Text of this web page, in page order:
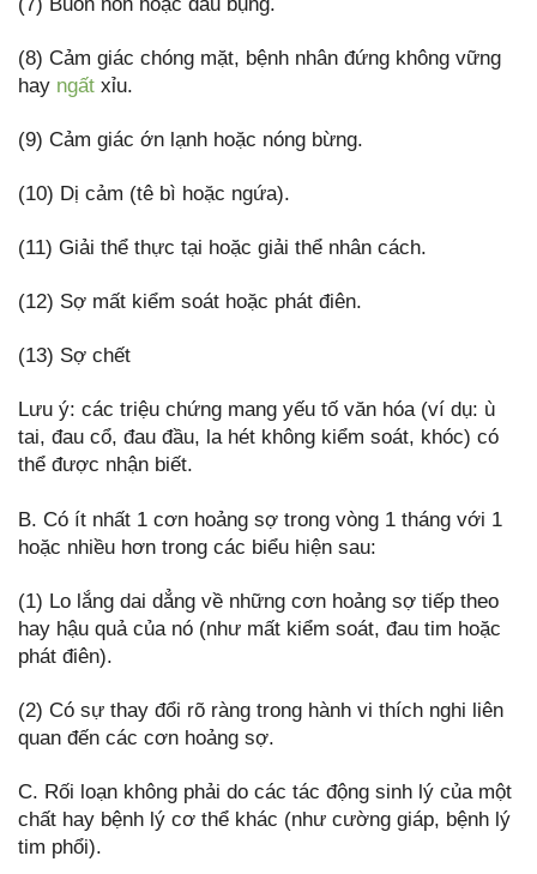
(8) Cảm giác chóng mặt, bệnh nhân đứng không vững
hay ngất xỉu.
(9) Cảm giác ớn lạnh hoặc nóng bừng.
(10) Dị cảm (tê bì hoặc ngứa).
(11) Giải thể thực tại hoặc giải thể nhân cách.
(12) Sợ mất kiểm soát hoặc phát điên.
(13) Sợ chết
Lưu ý: các triệu chứng mang yếu tố văn hóa (ví dụ: ù
tai, đau cổ, đau đầu, la hét không kiểm soát, khóc) có
thể được nhận biết.
B. Có ít nhất 1 cơn hoảng sợ trong vòng 1 tháng với 1
hoặc nhiều hơn trong các biểu hiện sau:
(1) Lo lắng dai dẳng về những cơn hoảng sợ tiếp theo
hay hậu quả của nó (như mất kiểm soát, đau tim hoặc
phát điên).
(2) Có sự thay đổi rõ ràng trong hành vi thích nghi liên
quan đến các cơn hoảng sợ.
C. Rối loạn không phải do các tác động sinh lý của một
chất hay bệnh lý cơ thể khác (như cường giáp, bệnh lý
tim phổi).